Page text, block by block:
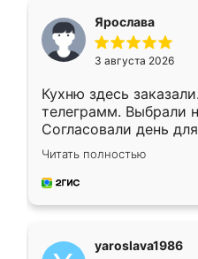
Ярослава
3 августа 2026
Кухню здесь
телеграмм. Выбрали
Согласовали день
недели кухня была
довольны работой.
мебель за
Читать полностью
yaroslava1986